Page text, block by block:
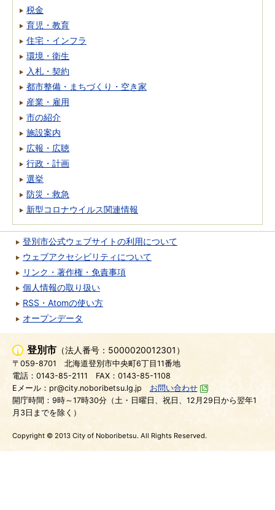
税金
育児・教育
住宅・インフラ
環境・衛生
入札・契約
都市整備・まちづくり・空き家
産業・雇用
市の紹介
施設案内
広報・広聴
行政・計画
選挙
防災・救急
新型コロナウイルス関連情報
登別市公式ウェブサイトの利用について
ウェブアクセシビリティについて
リンク・著作権・免責事項
個人情報の取り扱い
RSS・Atomの使い方
オープンデータ
登別市 （法人番号：5000020012301）
〒059-8701
北海道登別市中央町6丁目11番地
電話：0143-85-2111
FAX：0143-85-1108
Eメール：pr@city.noboribetsu.lg.jp
お問い合わせ
開庁時間：9時～17時30分（土・日曜日、祝日、12月29日から翌年1
月3日までを除く）
Copyright © 2013 City of Noboribetsu. All Rights Reserved.